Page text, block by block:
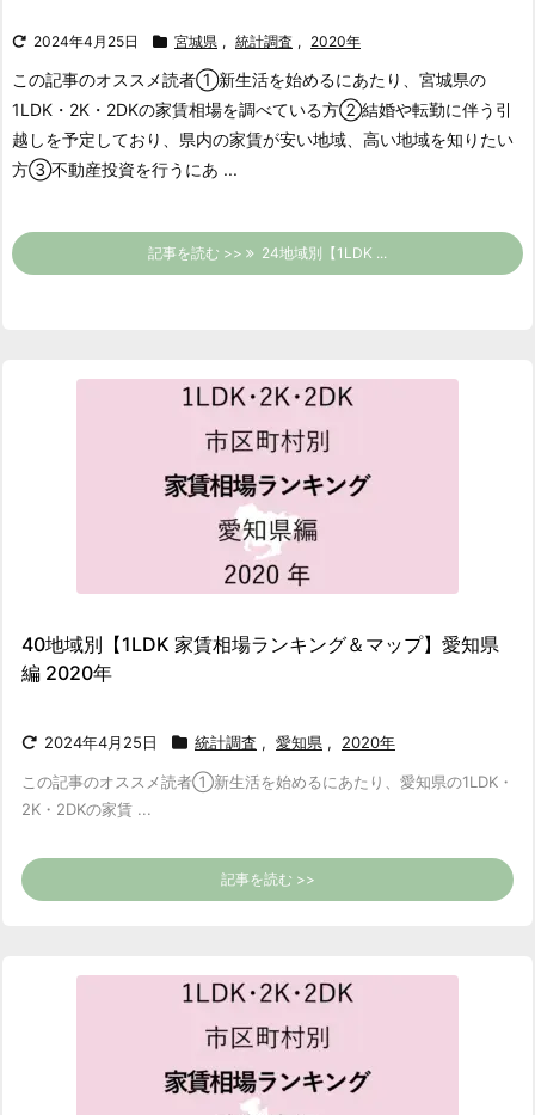
2024年4月25日 宮城県 , 統計調査 , 2020年
この記事のオススメ読者①新生活を始めるにあたり、宮城県の
1LDK・2K・2DKの家賃相場を調べている方②結婚や転勤に伴う引
越しを予定しており、県内の家賃が安い地域、高い地域を知りたい
方③不動産投資を行うにあ ...
記事を読む >> 24地域別【1LDK ...
40地域別【1LDK 家賃相場ランキング＆マップ】愛知県
編 2020年
2024年4月25日 統計調査 , 愛知県 , 2020年
この記事のオススメ読者①新生活を始めるにあたり、愛知県の1LDK・
2K・2DKの家賃 ...
記事を読む >>